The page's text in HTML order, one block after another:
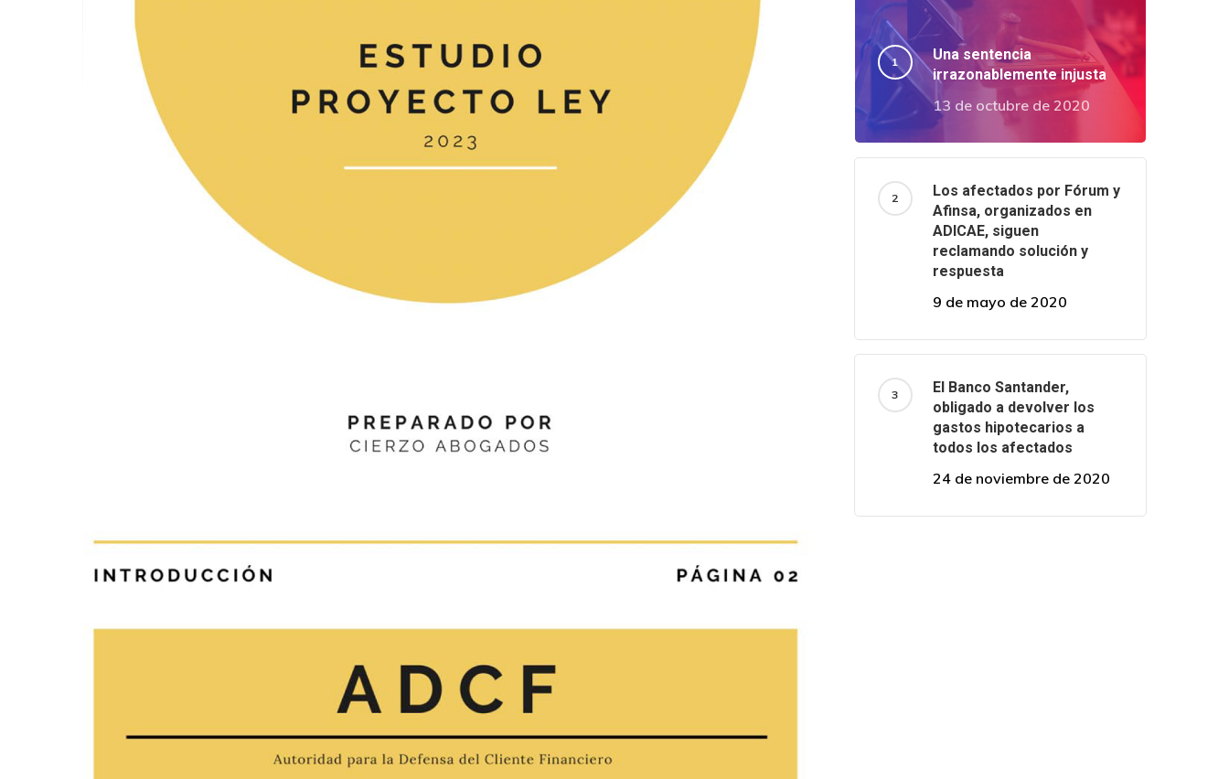
Una sentencia
irrazonablemente injusta
13 de octubre de 2020
Los afectados por Fórum y
Afinsa, organizados en
ADICAE, siguen
reclamando solución y
respuesta
9 de mayo de 2020
El Banco Santander,
obligado a devolver los
gastos hipotecarios a
todos los afectados
24 de noviembre de 2020